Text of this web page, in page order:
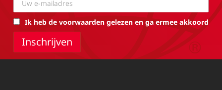
Ik heb de voorwaarden gelezen en ga ermee akkoord